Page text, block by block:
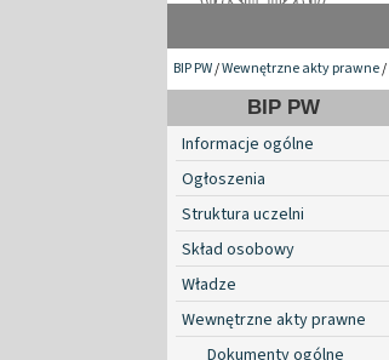
BIP PW/Wewnętrzne akty prawne/
BIP PW
Informacje ogólne
Ogłoszenia
Struktura uczelni
Skład osobowy
Władze
Wewnętrzne akty prawne
Dokumenty ogólne